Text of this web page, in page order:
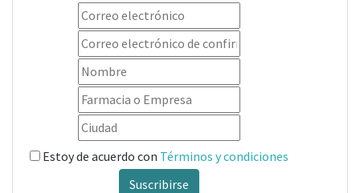
Estoy de acuerdo con Términos y condiciones
Suscribirse